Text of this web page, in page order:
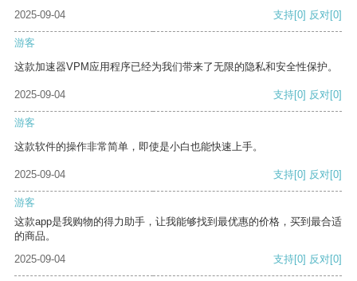
2025-09-04 支持[0] 反对[0]
游客
这款加速器VPM应用程序已经为我们带来了无限的隐私和安全性保护。
2025-09-04 支持[0] 反对[0]
游客
这款软件的操作非常简单，即使是小白也能快速上手。
2025-09-04 支持[0] 反对[0]
游客
这款app是我购物的得力助手，让我能够找到最优惠的价格，买到最合适
的商品。
2025-09-04
支持[0] 反对[0]